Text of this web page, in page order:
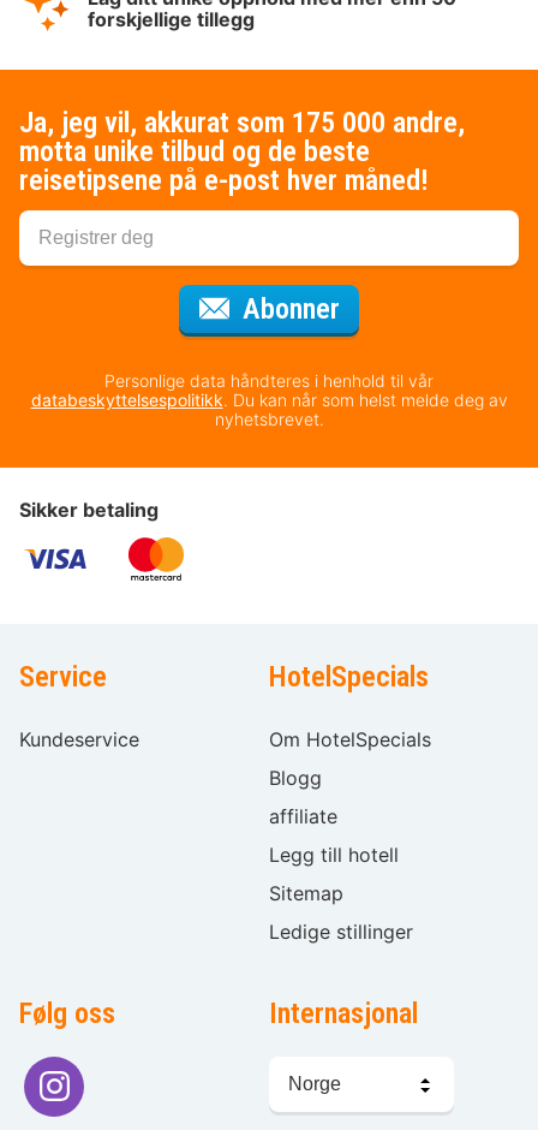
forskjellige tillegg
Ja, jeg vil, akkurat som 175 000 andre,
motta unike tilbud og de beste
reisetipsene på e-post hver måned!
Abonner
Personlige data håndteres i henhold til vår
databeskyttelsespolitikk. Du kan når som helst melde deg av
nyhetsbrevet.
Sikker betaling
Service
Kundeservice
HotelSpecials
Om HotelSpecials
Blogg
affiliate
Legg till hotell
Sitemap
Ledige stillinger
Følg oss Internasjonal